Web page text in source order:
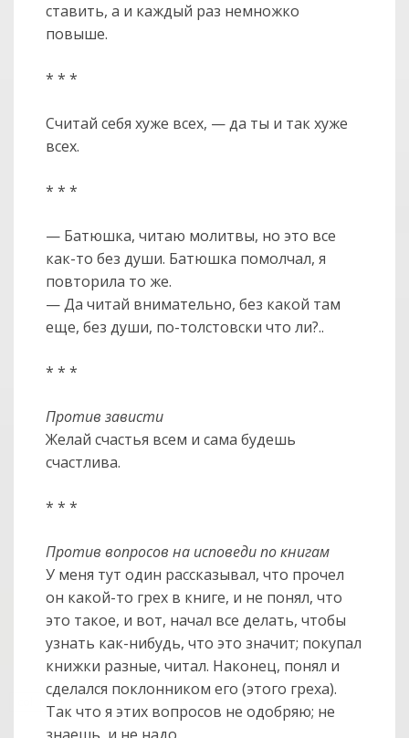
ставить, а и каждый раз немножко
повыше.
* * *
Считай себя хуже всех, — да ты и так хуже
всех.
* * *
— Батюшка, читаю молитвы, но это все
как-то без души. Батюшка помолчал, я
повторила то же.
— Да читай внимательно, без какой там
еще, без души, по-толстовски что ли?..
* * *
Против зависти
Желай счастья всем и сама будешь
счастлива.
* * *
Против вопросов на исповеди по книгам
У меня тут один рассказывал, что прочел
он какой-то грех в книге, и не понял, что
это такое, и вот, начал все делать, чтобы
узнать как-нибудь, что это значит; покупал
книжки разные, читал. Наконец, понял и
сделался поклонником его (этого греха).
Так что я этих вопросов не одобряю; не